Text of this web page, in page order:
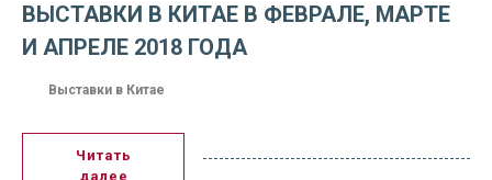
ВЫСТАВКИ В КИТАЕ В ФЕВРАЛЕ, МАРТЕ
И АПРЕЛЕ 2018 ГОДА
Выставки в Китае
Читать
далее